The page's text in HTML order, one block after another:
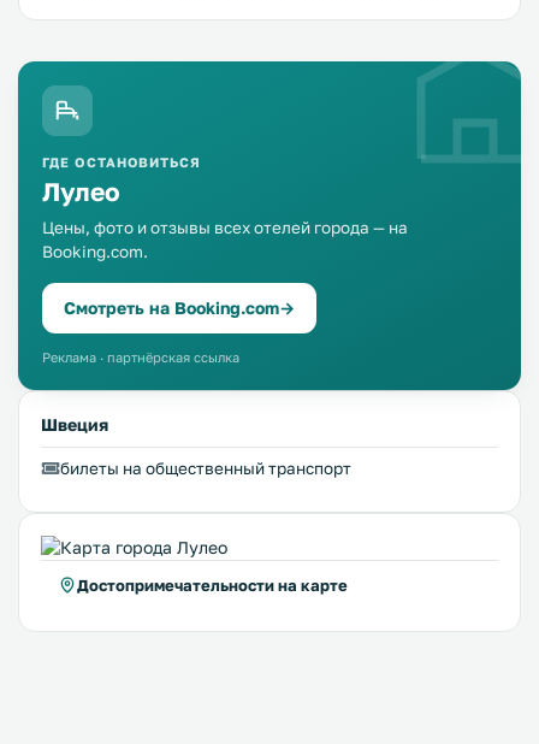
Эресуннский мост, соединяющий город с Копенгагеном.
Всего 15 минут на автомобиле и вы в столице Дании гуляете
по набережной, веселитесь в одном из самых больших в
Скандинавии парков развлечений Тиволи или едите
оригинальные блюда из селедки в кафе на пляже.
ГДЕ ОСТАНОВИТЬСЯ
Лулео
Цены, фото и отзывы всех отелей города — на
Booking.com.
Смотреть на Booking.com→
Реклама · партнёрская ссылка
Швеция
билеты на общественный транспорт
Достопримечательности на карте